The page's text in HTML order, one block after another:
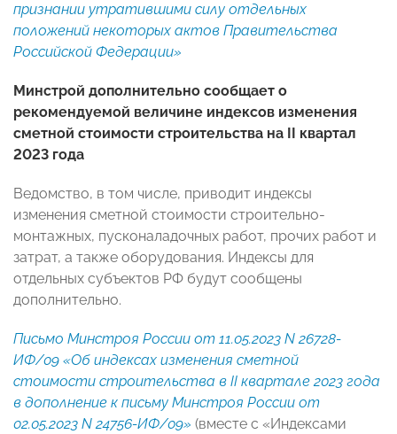
признании утратившими силу отдельных
положений некоторых актов Правительства
Российской Федерации»
Минстрой дополнительно сообщает о
рекомендуемой величине индексов изменения
сметной стоимости строительства на II квартал
2023 года
Ведомство, в том числе, приводит индексы
изменения сметной стоимости строительно-
монтажных, пусконаладочных работ, прочих работ и
затрат, а также оборудования. Индексы для
отдельных субъектов РФ будут сообщены
дополнительно.
Письмо Минстроя России от 11.05.2023 N 26728-
ИФ/09 «Об индексах изменения сметной
стоимости строительства в II квартале 2023 года
в дополнение к письму Минстроя России от
02.05.2023 N 24756-ИФ/09» (вместе с «Индексами